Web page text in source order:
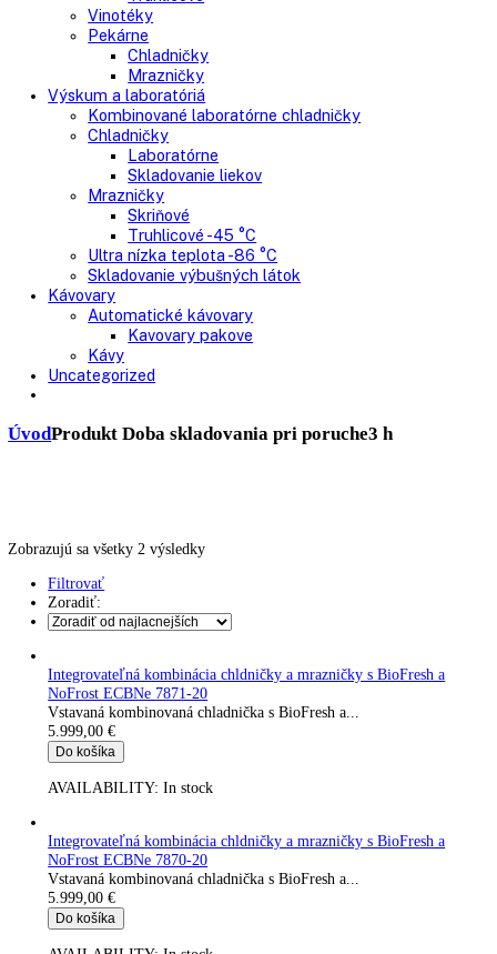
Truhlicové mrazničky
Chladnie nápojov
Skriňové
Truhlicové
Vinotéky
Pekárne
Chladničky
Mrazničky
Výskum a laboratóriá
Kombinované laboratórne chladničky
Chladničky
Laboratórne
Skladovanie liekov
Mrazničky
Truhlicové -45 °C
Kavovary pakove
Uncategorized
Úvod
Zobrazujú sa všetky 2 výsledky
Zoradiť:
Integrovateľná kombinácia chldničky a mrazničky s BioFresh a